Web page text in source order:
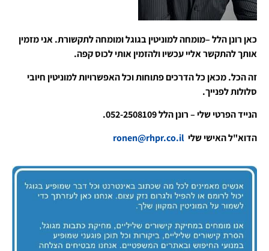
כאן רונן הלל –מומחה למוניטין בגוגל ומומחה לתקשורת. אני מזמין
אותך להתקשר אליי עכשיו ולהזמין אותי לכוס קפה.
זה הכל. מכאן כל הדרכים פתוחות וכל האפשרויות למוניטין חיובי
סלולות לפנייך.
הנייד הפרטי שלי – רונן הלל 052-2508109.
הדוא"ל האישי שלי